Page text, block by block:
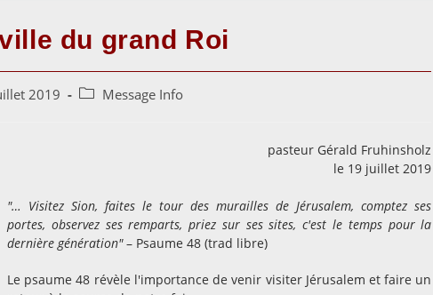
du grand Roi
2019
Post Message Info
pasteur Gérald Fruhinsholz
le 19 juillet 2019
"… Visitez Sion, faites le tour des murailles de Jérusalem, comptez ses
portes, observez ses remparts, priez sur ses sites, c'est le temps pour la
dernière génération"– Psaume 48 (trad libre)
Le psaume 48 révèle l'importance de venir visiter Jérusalem et faire un